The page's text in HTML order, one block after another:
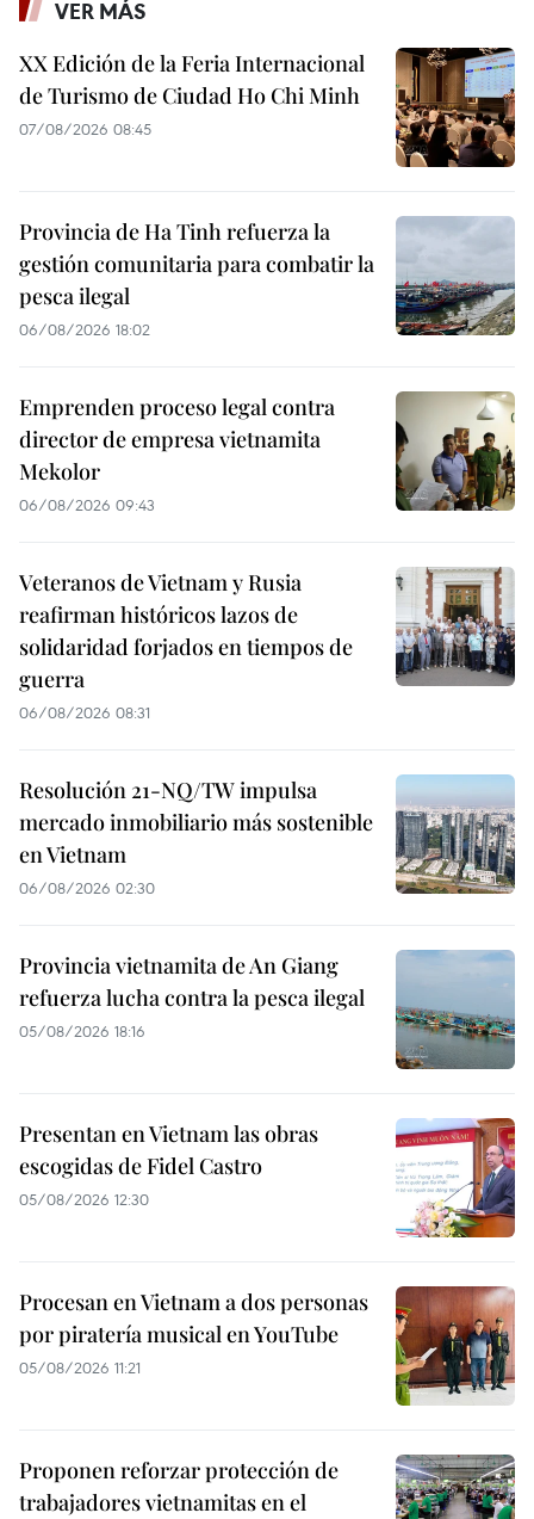
VER MÁS
XX Edición de la Feria Internacional
de Turismo de Ciudad Ho Chi Minh
07/08/2026 08:45
Provincia de Ha Tinh refuerza la
gestión comunitaria para combatir la
pesca ilegal
06/08/2026 18:02
Emprenden proceso legal contra
director de empresa vietnamita
Mekolor
06/08/2026 09:43
Veteranos de Vietnam y Rusia
reafirman históricos lazos de
solidaridad forjados en tiempos de
guerra
06/08/2026 08:31
Resolución 21-NQ/TW impulsa
mercado inmobiliario más sostenible
en Vietnam
06/08/2026 02:30
Provincia vietnamita de An Giang
refuerza lucha contra la pesca ilegal
05/08/2026 18:16
Presentan en Vietnam las obras
escogidas de Fidel Castro
05/08/2026 12:30
Procesan en Vietnam a dos personas
por piratería musical en YouTube
05/08/2026 11:21
Proponen reforzar protección de
trabajadores vietnamitas en el